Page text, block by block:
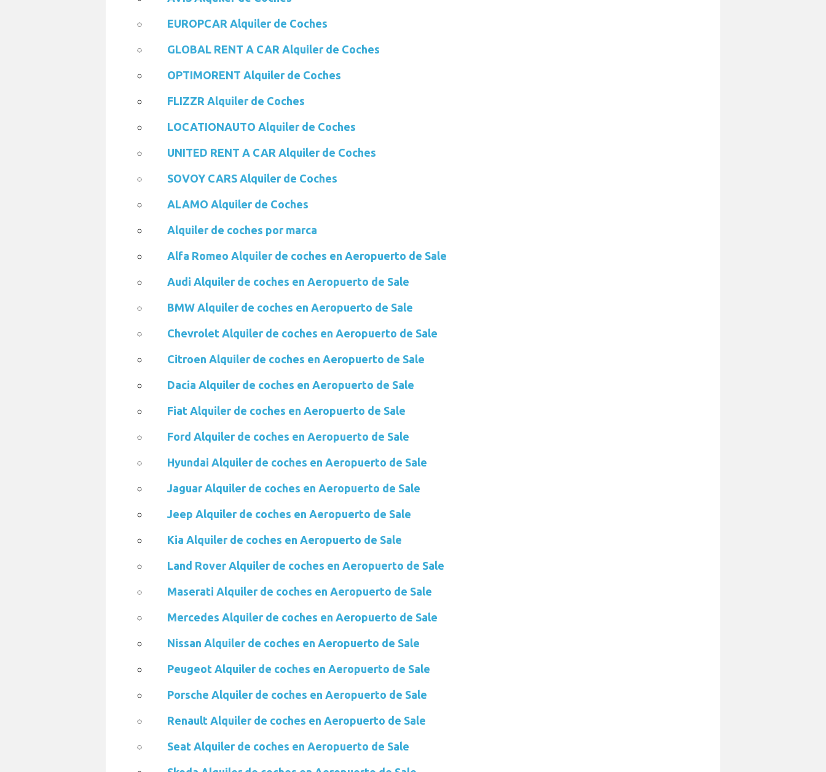
EUROPCAR Alquiler de Coches
GLOBAL RENT A CAR Alquiler de Coches
OPTIMORENT Alquiler de Coches
FLIZZR Alquiler de Coches
LOCATIONAUTO Alquiler de Coches
UNITED RENT A CAR Alquiler de Coches
SOVOY CARS Alquiler de Coches
ALAMO Alquiler de Coches
Alquiler de coches por marca
Alfa Romeo Alquiler de coches en Aeropuerto de Sale
Audi Alquiler de coches en Aeropuerto de Sale
BMW Alquiler de coches en Aeropuerto de Sale
Chevrolet Alquiler de coches en Aeropuerto de Sale
Citroen Alquiler de coches en Aeropuerto de Sale
Dacia Alquiler de coches en Aeropuerto de Sale
Fiat Alquiler de coches en Aeropuerto de Sale
Ford Alquiler de coches en Aeropuerto de Sale
Hyundai Alquiler de coches en Aeropuerto de Sale
Jaguar Alquiler de coches en Aeropuerto de Sale
Jeep Alquiler de coches en Aeropuerto de Sale
Kia Alquiler de coches en Aeropuerto de Sale
Land Rover Alquiler de coches en Aeropuerto de Sale
Maserati Alquiler de coches en Aeropuerto de Sale
Mercedes Alquiler de coches en Aeropuerto de Sale
Nissan Alquiler de coches en Aeropuerto de Sale
Peugeot Alquiler de coches en Aeropuerto de Sale
Porsche Alquiler de coches en Aeropuerto de Sale
Renault Alquiler de coches en Aeropuerto de Sale
Seat Alquiler de coches en Aeropuerto de Sale